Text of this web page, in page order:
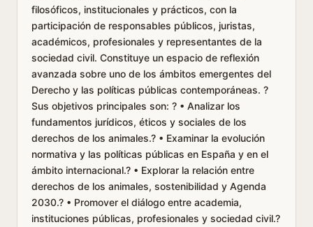
filosóficos, institucionales y prácticos, con la
participación de responsables públicos, juristas,
académicos, profesionales y representantes de la
sociedad civil. Constituye un espacio de reflexión
avanzada sobre uno de los ámbitos emergentes del
Derecho y las políticas públicas contemporáneas. ?
Sus objetivos principales son: ? • Analizar los
fundamentos jurídicos, éticos y sociales de los
derechos de los animales.? • Examinar la evolución
normativa y las políticas públicas en España y en el
ámbito internacional.? • Explorar la relación entre
derechos de los animales, sostenibilidad y Agenda
2030.? • Promover el diálogo entre academia,
instituciones públicas, profesionales y sociedad civil.?